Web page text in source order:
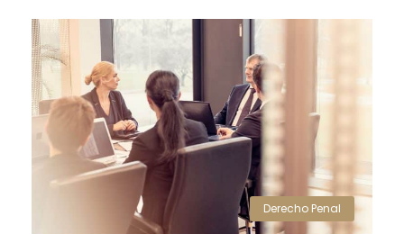
Derecho Penal